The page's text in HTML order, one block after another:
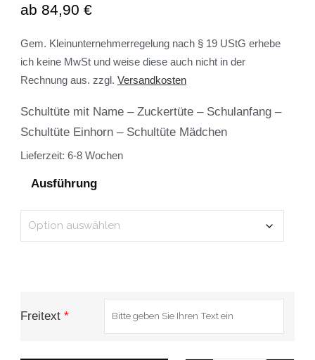
ab 84,90 €
Gem. Kleinunternehmerregelung nach § 19 UStG erhebe
ich keine MwSt und weise diese auch nicht in der
Rechnung aus. zzgl. Versandkosten
Schultüte mit Name – Zuckertüte – Schulanfang –
Schultüte Einhorn – Schultüte Mädchen
Lieferzeit: 6-8 Wochen
Ausführung
Freitext *